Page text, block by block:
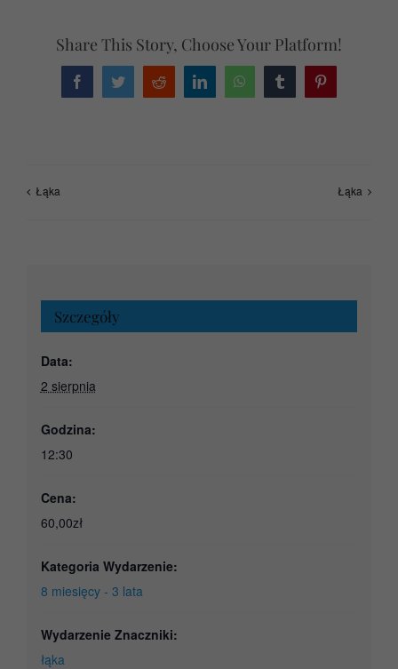
Share This Story, Choose Your Platform!
FacebookTwitterReddit LinkedInWhatsAppTumblrPinterest
Łąka Łąka
Szczegóły
Data:
2 sierpnia
Godzina:
12:30
Cena:
60,00zł
Kategoria Wydarzenie:
8 miesięcy - 3 lata
Wydarzenie Znaczniki:
łąka